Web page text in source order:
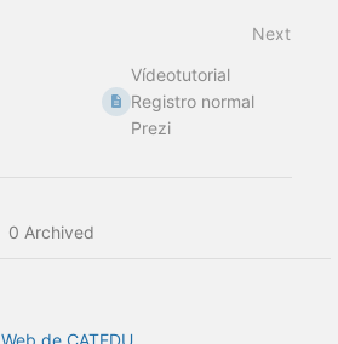
Next
Vídeotutorial
Registro normal
Prezi
0 Archived
Web de CATEDU